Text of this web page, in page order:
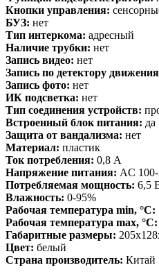
Кнопки управления:
БУЗ: нет
Тип интеркома: адресный
Наличие трубки: нет
Запись видео: нет
Запись по детектору
Запись фото: нет
ИК подсветка: нет
Тип соединения устройств:
Встроенный блок питания: да
Защита от вандализма: нет
Материал: пластик
Ток потребления: 0,8 А
Напряжение питания: AC
Потребляемая мощность: 6,5
Влажность: 0-95%
Рабочая температура min, °С:
Рабочая температура max, °С:
Габаритные размеры:
Цвет: белый
Страна производитель: Китай